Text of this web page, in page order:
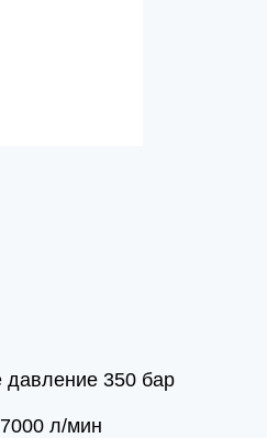
давление 350 бар
л/мин